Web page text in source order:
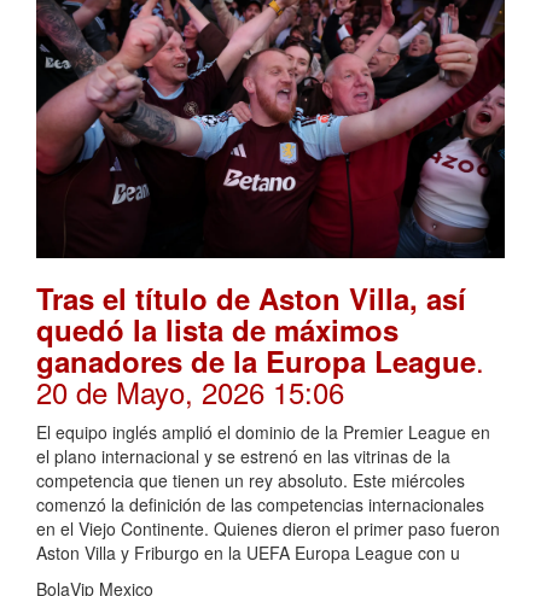
Tras el título de Aston Villa, así
quedó la lista de máximos
ganadores de la Europa League.
20 de Mayo, 2026 15:06
El equipo inglés amplió el dominio de la Premier League en
el plano internacional y se estrenó en las vitrinas de la
competencia que tienen un rey absoluto. Este miércoles
comenzó la definición de las competencias internacionales
en el Viejo Continente. Quienes dieron el primer paso fueron
Aston Villa y Friburgo en la UEFA Europa League con u
BolaVip Mexico